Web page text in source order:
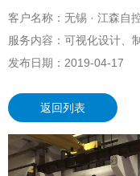
客户名称： 无锡 · 江森自
服务内容： 可视化设计、
发布日期： 2019-04-17
返回列表